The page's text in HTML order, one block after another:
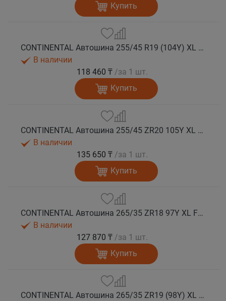
Купить
CONTINENTAL Автошина 255/45 R19 (104Y) XL FR SportContact 7 лето
В наличии
118 460 ₸ /за 1 шт.
Купить
CONTINENTAL Автошина 255/45 ZR20 105Y XL FR SportContact 7 лето
В наличии
135 650 ₸ /за 1 шт.
Купить
CONTINENTAL Автошина 265/35 ZR18 97Y XL FR SportContact 7 лето
В наличии
127 870 ₸ /за 1 шт.
Купить
CONTINENTAL Автошина 265/35 ZR19 (98Y) XL FR SportContact 7 лето